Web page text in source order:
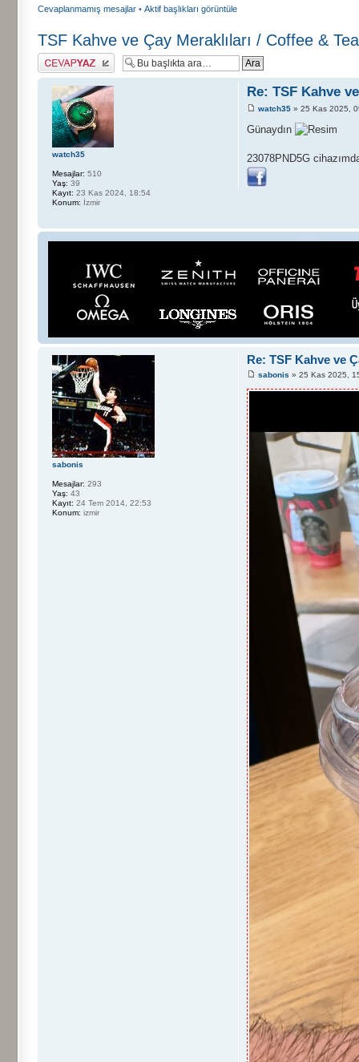
Cevaplanmamış mesajlar • Aktif başlıkları görüntüle
TSF Kahve ve Çay Meraklıları / Coffee &
Cevap gönder
Re: TSF Kahve
watch35 » 25 Kas 2025,
Günaydın
23078PND5G
watch35
Mesajlar: 510
Yaş: 39
Kayıt: 23 Kas 2024, 18:54
Konum: İzmir
Re: TSF Kahve ve
sabonis » 25 Kas 2025,
sabonis
Mesajlar: 293
Yaş: 43
Kayıt: 24 Tem 2014, 22:53
Konum: izmir